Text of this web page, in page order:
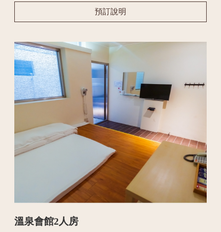
預訂說明
溫泉會館2人房